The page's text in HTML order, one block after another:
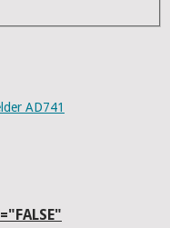
AD741